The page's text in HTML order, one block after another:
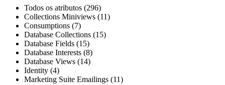
Todos os atributos (296)
Collections Miniviews (11)
Consumptions (7)
Database Collections (15)
Database Fields (15)
Database Interests (8)
Database Views (14)
Identity (4)
Marketing Suite Emailings (11)